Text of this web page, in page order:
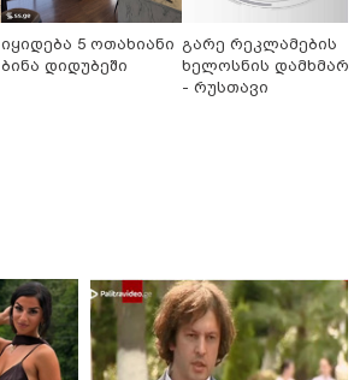
იყიდება 5 ოთახიანი
ბინა დიდუბეში
გარე რეკლამების
ხელოსნის
- რუსთავი